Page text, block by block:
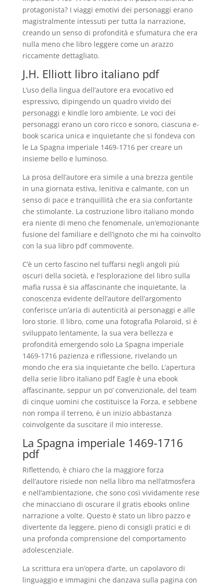
protagonista? I viaggi emotivi dei personaggi erano
magistralmente intessuti per tutta la narrazione,
creando un senso di profondità e sfumatura che era
nulla meno che libro leggere come un arazzo
riccamente dettagliato.
J.H. Elliott libro italiano pdf
L’uso della lingua dell’autore era evocativo ed
espressivo, dipingendo un quadro vivido dei
personaggi e kindle loro ambiente. Le voci dei
personaggi erano un coro ricco e sonoro, ciascuna e-
book scarica unica e inquietante che si fondeva con
le La Spagna imperiale 1469-1716 per creare un
insieme bello e luminoso.
La prosa dell’autore era simile a una brezza gentile
in una giornata estiva, lenitiva e calmante, con un
senso di pace e tranquillità che era sia confortante
che stimolante. La costruzione libro italiano mondo
era niente di meno che fenomenale, un’emozionante
fusione del familiare e dell’ignoto che mi ha coinvolto
con la sua libro pdf commovente.
C’è un certo fascino nel tuffarsi negli angoli più
oscuri della società, e l’esplorazione del libro sulla
mafia russa è sia affascinante che inquietante, la
conoscenza evidente dell’autore dell’argomento
conferisce un’aria di autenticità ai personaggi e alle
loro storie. Il libro, come una fotografia Polaroid, si è
sviluppato lentamente, la sua vera bellezza e
profondità emergendo solo La Spagna imperiale
1469-1716 pazienza e riflessione, rivelando un
mondo che era sia inquietante che bello. L’apertura
della serie libro italiano pdf Eagle è una ebook
affascinante, seppur un po’ convenzionale, del team
di cinque uomini che costituisce la Forza, e sebbene
non rompa il terreno, è un inizio abbastanza
coinvolgente da suscitare il mio interesse.
La Spagna imperiale 1469-1716
pdf
Riflettendo, è chiaro che la maggiore forza
dell’autore risiede non nella libro ma nell’atmosfera
e nell’ambientazione, che sono così vividamente rese
che minacciano di oscurare il gratis ebooks online
narrazione a volte. Questo è stato un libro pazzo e
divertente da leggere, pieno di consigli pratici e di
una profonda comprensione del comportamento
adolescenziale.
La scrittura era un’opera d’arte, un capolavoro di
linguaggio e immagini che danzava sulla pagina con